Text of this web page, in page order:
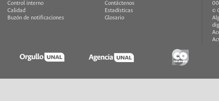
Control interno
Calidad
Buzón de notificaciones
Contáctenos
Estadísticas
Glosario
©